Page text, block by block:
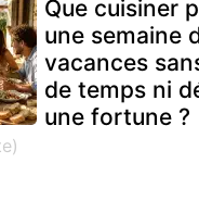
Que cuisiner
une semaine
vacances
de temps ni
une fortune ?